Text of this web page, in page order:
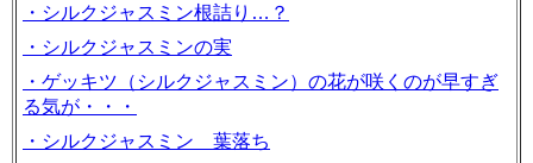
・シルクジャスミン根詰り…？
・シルクジャスミンの実
・ゲッキツ（シルクジャスミン）の花が咲くのが早すぎ
る気が・・・
・シルクジャスミン 葉落ち